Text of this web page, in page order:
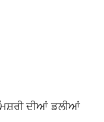
ਦੀਆਂ ਡਲੀਆਂ